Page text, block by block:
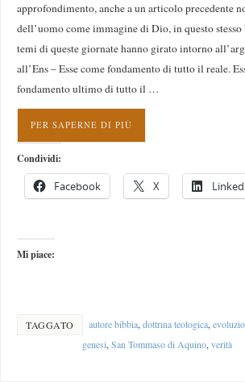
approfondimento, anche a un articolo precedente
dell’uomo come immagine di Dio, in
temi di queste giornate hanno girato intorno
all’Ens – Esse come fondamento di tutto il reale.
fondamento ultimo di tutto il …
PER SAPERNE DI PIÙ
Condividi:
Facebook X
Mi piace:
TAGGATO autore bibbia,dottrina teologica,
genesi,San Tommaso di Aquino,verità